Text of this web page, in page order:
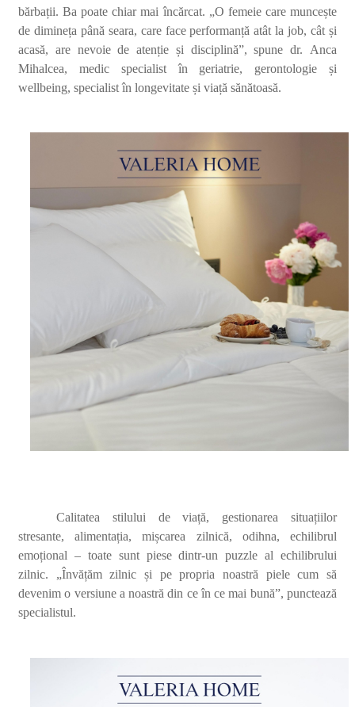
bărbații. Ba poate chiar mai încărcat. „O femeie care muncește
de dimineța până seara, care face performanță atât la job, cât și
acasă, are nevoie de atenție și disciplină”, spune dr. Anca
Mihalcea, medic specialist în geriatrie, gerontologie și
wellbeing, specialist în longevitate și viață sănătoasă.
Calitatea stilului de viață, gestionarea situațiilor
stresante, alimentația, mișcarea zilnică, odihna, echilibrul
emoțional – toate sunt piese dintr-un puzzle al echilibrului
zilnic. „Învățăm zilnic și pe propria noastră piele cum să
devenim o versiune a noastră din ce în ce mai bună”, punctează
specialistul.